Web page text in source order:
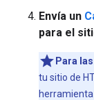
Envía un
para el
Para
tu sitio de
herramienta